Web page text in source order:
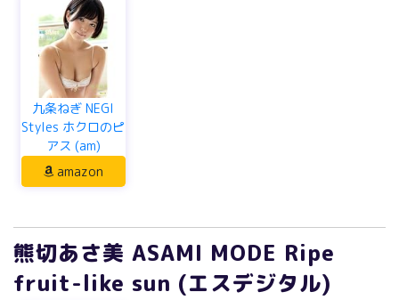
九条ねぎ NEGI
Styles ホクロのピ
アス (am)
amazon
熊切あさ美 ASAMI MODE Ripe
fruit-like sun (エスデジタル)